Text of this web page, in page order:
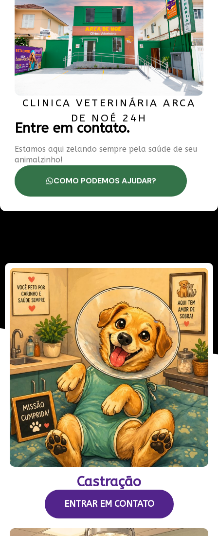
CLINICA VETERINÁRIA ARCA
DE NOÉ 24H
Entre em contato.
Estamos aqui zelando sempre pela saúde de seu
animalzinho!
COMO PODEMOS AJUDAR?
Castração
ENTRAR EM CONTATO